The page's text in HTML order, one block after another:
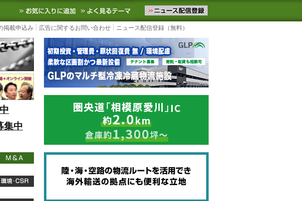
内外の最新の物流ニュースをお届けします。物流ニュースメール配信を登録す
お気に入りに追加 よく見るテーマ
掲載申込み 広告に関するお問い合わせ ニュース配信登録（無料）
集中